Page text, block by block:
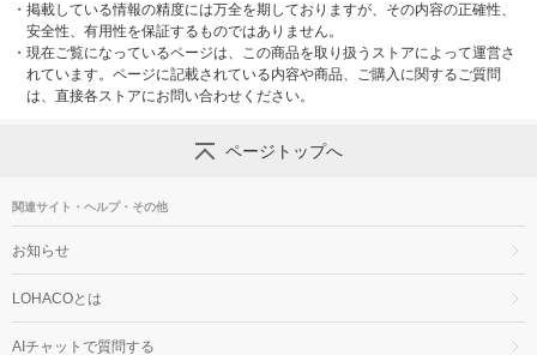
・ 掲載している情報の精度には万全を期しておりますが、その内容の正確性、
安全性、有用性を保証するものではありません。
・ 現在ご覧になっているページは、この商品を取り扱うストアによって運営さ
れています。ページに記載されている内容や商品、ご購入に関するご質問
は、直接各ストアにお問い合わせください。
ページトップへ
関連サイト・ヘルプ・その他
お知らせ
LOHACOとは
AIチャットで質問する